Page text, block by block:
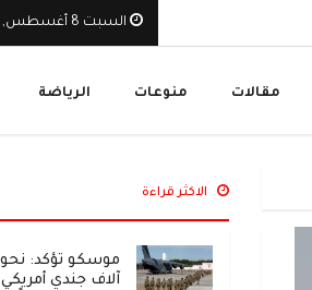
تراخيص ثلاث منشآت صرافة ويأمر بإغلاق مقراتها
السبت 8 أغسطس, 2026
مقالات منوعات الرياضة
الاكثر قراءة
آلاف جندي أمريكي